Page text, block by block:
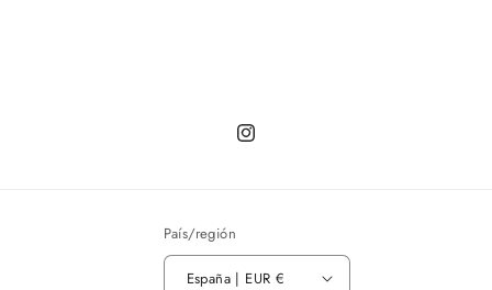
Instagram
País/región
España | EUR €